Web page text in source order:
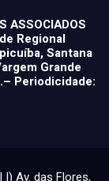
ASSOCIADOS
Regional
Santana
Grande
Periodicidade:
Av. das Flores,